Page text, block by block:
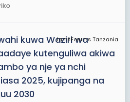
JamiiForums Tanzania
kuwa Waziri wa
kutenguliwa akiwa
ya nje ya nchi
2025, kujipanga na
2030